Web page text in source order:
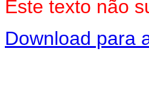
Este texto não
Download para